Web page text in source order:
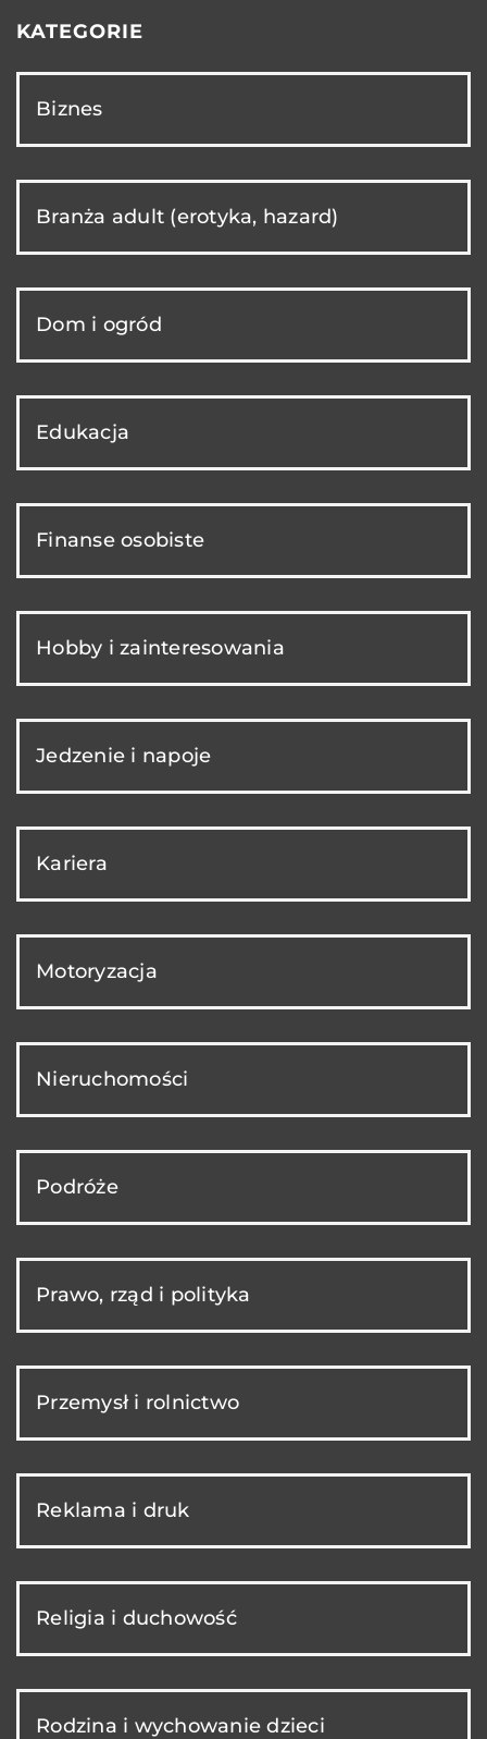
KATEGORIE
Biznes
Branża adult (erotyka, hazard)
Dom i ogród
Edukacja
Finanse osobiste
Hobby i zainteresowania
Jedzenie i napoje
Kariera
Motoryzacja
Nieruchomości
Podróże
Prawo, rząd i polityka
Przemysł i rolnictwo
Reklama i druk
Religia i duchowość
Rodzina i wychowanie dzieci